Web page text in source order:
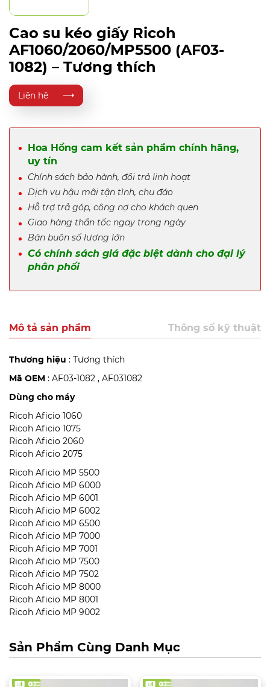
Cao su kéo giấy Ricoh
AF1060/2060/MP5500 (AF03-
1082) – Tương thích
Liên hệ
Hoa Hồng cam kết sản phẩm chính hãng,
uy tín
Chính sách bảo hành, đổi trả linh hoạt
Dịch vụ hậu mãi tận tình, chu đáo
Hỗ trợ trả góp, công nợ cho khách quen
Giao hàng thần tốc ngay trong ngày
Bán buôn số lượng lớn
Có chính sách giá đặc biệt dành cho đại lý
phân phối
Mô tả sản phẩm Thông số kỹ thuật
Thương hiệu : Tương thích
Mã OEM : AF03-1082 , AF031082
Dùng cho máy
Ricoh Aficio 1060
Ricoh Aficio 1075
Ricoh Aficio 2060
Ricoh Aficio 2075
Ricoh Aficio MP 5500
Ricoh Aficio MP 6000
Ricoh Aficio MP 6001
Ricoh Aficio MP 6002
Ricoh Aficio MP 6500
Ricoh Aficio MP 7000
Ricoh Aficio MP 7001
Ricoh Aficio MP 7500
Ricoh Aficio MP 7502
Ricoh Aficio MP 8000
Ricoh Aficio MP 8001
Ricoh Aficio MP 9002
Sản Phẩm Cùng Danh Mục